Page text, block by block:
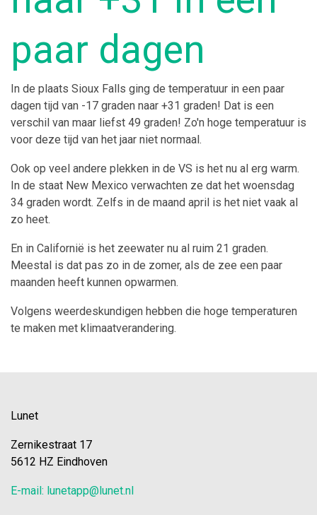
paar dagen
In de plaats Sioux Falls ging de temperatuur in een paar
dagen tijd van -17 graden naar +31 graden! Dat is een
verschil van maar liefst 49 graden! Zo'n hoge temperatuur is
voor deze tijd van het jaar niet normaal.
Ook op veel andere plekken in de VS is het nu al erg warm.
In de staat New Mexico verwachten ze dat het woensdag
34 graden wordt. Zelfs in de maand april is het niet vaak al
zo heet.
En in Californië is het zeewater nu al ruim 21 graden.
Meestal is dat pas zo in de zomer, als de zee een paar
maanden heeft kunnen opwarmen.
Volgens weerdeskundigen hebben die hoge temperaturen
te maken met klimaatverandering.
Lunet
Zernikestraat 17
5612 HZ Eindhoven
E-mail: lunetapp@lunet.nl